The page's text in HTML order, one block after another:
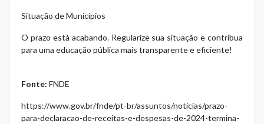
Situação de Municípios
O prazo está acabando. Regularize sua situação e contribua
para uma educação pública mais transparente e eficiente!
Fonte: FNDE
https://www.gov.br/fnde/pt-br/assuntos/noticias/prazo-
para-declaracao-de-receitas-e-despesas-de-2024-termina-